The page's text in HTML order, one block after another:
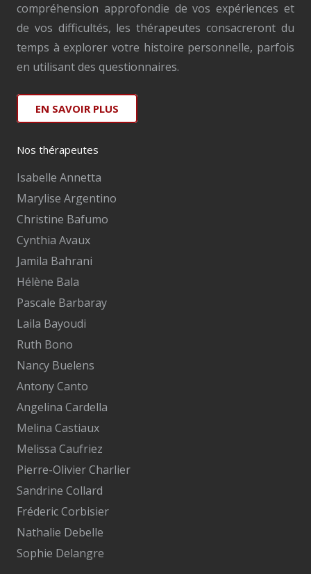
compréhension approfondie de vos expériences et
de vos difficultés, les thérapeutes consacreront du
temps à explorer votre histoire personnelle, parfois
en utilisant des questionnaires.
EN SAVOIR PLUS
Nos thérapeutes
Isabelle Annetta
Marylise Argentino
Christine Bafumo
Cynthia Avaux
Jamila Bahrani
Hélène Bala
Pascale Barbaray
Laila Bayoudi
Ruth Bono
Nancy Buelens
Antony Canto
Angelina Cardella
Melina Castiaux
Melissa Caufriez
Pierre-Olivier Charlier
Sandrine Collard
Fréderic Corbisier
Nathalie Debelle
Sophie Delangre